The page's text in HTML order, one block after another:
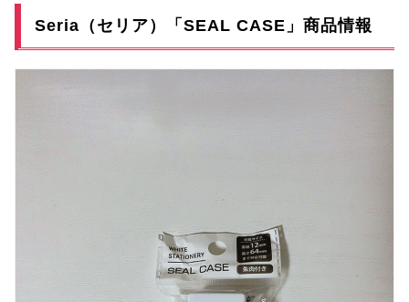
Seria（セリア）「SEAL CASE」商品情報